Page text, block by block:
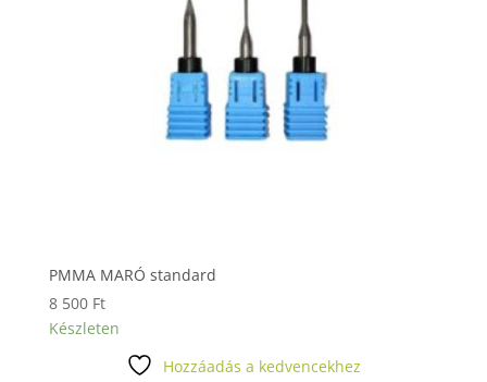
PMMA MARÓ standard
8 500 Ft
Készleten
Hozzáadás a kedvencekhez